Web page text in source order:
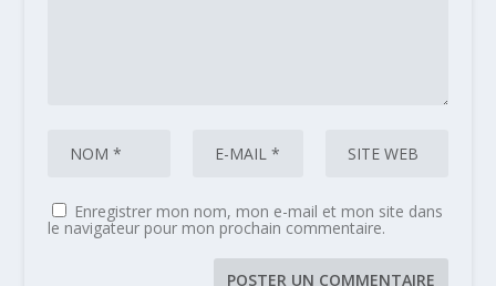
Enregistrer mon nom, mon e-mail et mon site dans
le navigateur pour mon prochain commentaire.